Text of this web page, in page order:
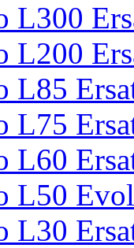
L300
L200
L85
L75
L60
L50
L30